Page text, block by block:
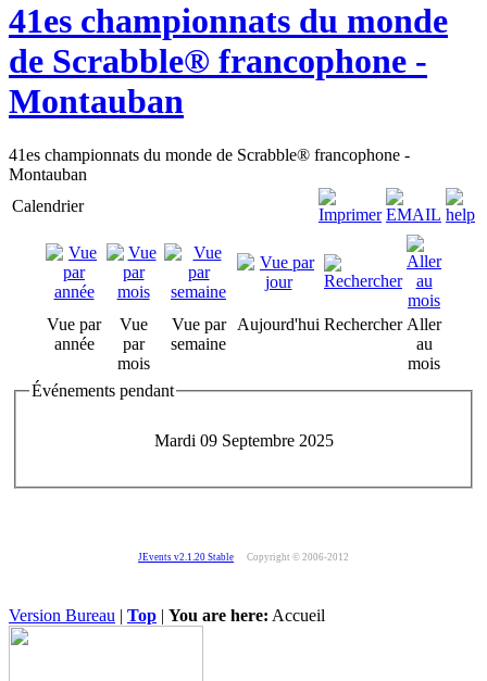
41es championnats du monde
de Scrabble® francophone -
Montauban
41es championnats du monde de Scrabble® francophone -
Montauban
Calendrier
Vue par
année
Vue
par
mois
Vue par
semaine
Aujourd'hui Rechercher Aller
au
mois
Événements pendant
Mardi 09 Septembre 2025
JEvents v2.1.20 Stable Copyright © 2006-2012
Version Bureau | Top | You are here: Accueil